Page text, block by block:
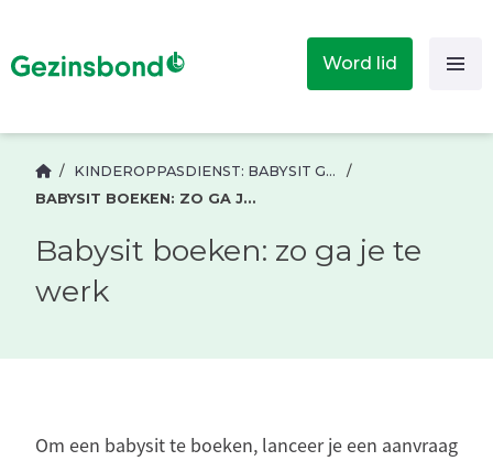
Word lid
/ KINDEROPPASDIENST: BABYSIT GEZOCHT
/
BABYSIT BOEKEN: ZO GA JE TE WERK
Babysit boeken: zo ga je te
werk
Om een babysit te boeken, lanceer je een aanvraag